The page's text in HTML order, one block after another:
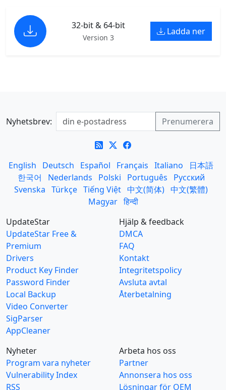
32-bit & 64-bit
Version 3
Ladda ner
Nyhetsbrev:
English Deutsch Español Français Italiano
日本語
한국어
Nederlands Polski Português
Русский
Svenska Türkçe Tiếng Việt 中文(简体) 中文(繁體)
Magyar हिन्दी
UpdateStar
UpdateStar Free &
Premium
Drivers
Product Key Finder
Password Finder
Local Backup
Video Converter
SigParser
AppCleaner
Hjälp & feedback
DMCA
FAQ
Kontakt
Integritetspolicy
Avsluta avtal
Återbetalning
Nyheter
Program vara nyheter
Vulnerability Index
RSS
Arbeta hos oss
Partner
Annonsera hos oss
Lösningar för OEM